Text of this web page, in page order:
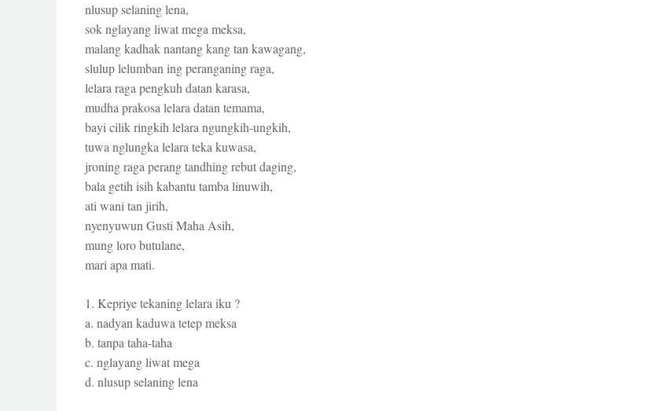
nlusup selaning lena,
sok nglayang liwat mega meksa,
malang kadhak nantang kang tan kawagang,
slulup lelumban ing peranganing raga,
lelara raga pengkuh datan karasa,
mudha prakosa lelara datan temama,
bayi cilik ringkih lelara ngungkih-ungkih,
tuwa nglungka lelara teka kuwasa,
jroning raga perang tandhing rebut daging,
bala getih isih kabantu tamba linuwih,
ati wani tan jirih,
nyenyuwun Gusti Maha Asih,
mung loro butulane,
mari apa mati.
1. Kepriye tekaning lelara iku ?
a. nadyan kaduwa tetep meksa
b. tanpa taha-taha
c. nglayang liwat mega
d. nlusup selaning lena